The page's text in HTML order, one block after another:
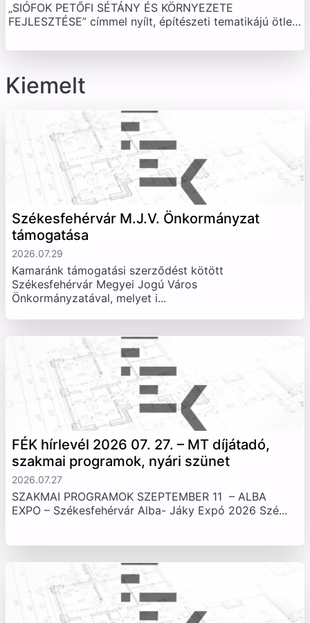
„SIÓFOK PETŐFI SÉTÁNY ÉS KÖRNYEZETE
FEJLESZTÉSE” címmel nyílt, építészeti tematikájú ötle…
Kiemelt
Székesfehérvár M.J.V. Önkormányzat
támogatása
2026.07.29
Kamaránk támogatási szerződést kötött
Székesfehérvár Megyei Jogú Város
Önkormányzatával, melyet i...
FÉK hírlevél 2026 07. 27. – MT díjátadó,
szakmai programok, nyári szünet
2026.07.27
SZAKMAI PROGRAMOK SZEPTEMBER 11 – ALBA
EXPO – Székesfehérvár Alba- Jáky Expó 2026 Szé...